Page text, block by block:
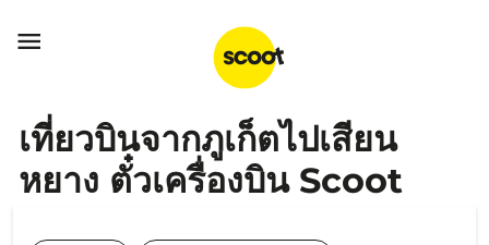

เที่ยวบินจากภูเก็ตไปเสียน
หยาง ตั๋วเครื่องบิน Scoot